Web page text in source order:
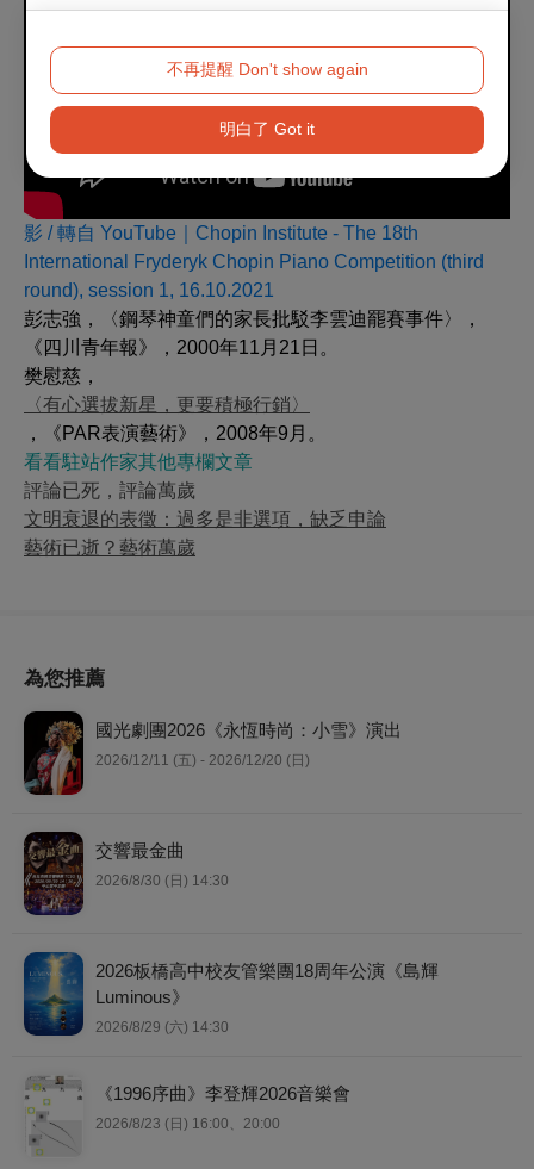
不再提醒 Don't show again
明白了 Got it
影 / 轉自 YouTube｜Chopin Institute - The 18th
International Fryderyk Chopin Piano Competition (third
round), session 1, 16.10.2021
彭志強，〈鋼琴神童們的家長批駁李雲迪罷賽事件〉，
《四川青年報》，2000年11月21日。
樊慰慈，
〈有心選拔新星，更要積極行銷〉
，《PAR表演藝術》，2008年9月。
看看駐站作家其他專欄文章
評論已死，評論萬歲
文明衰退的表徵：過多是非選項，缺乏申論
藝術已逝？藝術萬歲
為您推薦
國光劇團2026《永恆時尚：小雪》演出
2026/12/11 (五) - 2026/12/20 (日)
交響最金曲
2026/8/30 (日) 14:30
2026板橋高中校友管樂團18周年公演《島輝
Luminous》
2026/8/29 (六) 14:30
《1996序曲》李登輝2026音樂會
2026/8/23 (日) 16:00、20:00